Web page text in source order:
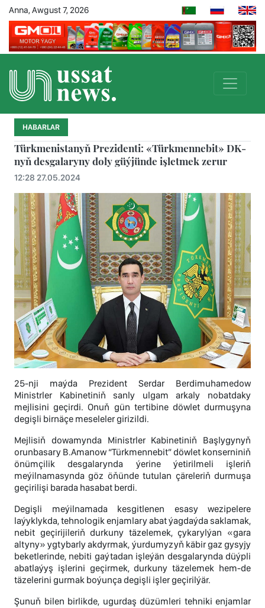
Anna, Awgust 7, 2026
HABARLAR
Türkmenistanyň Prezidenti: «Türkmennebit» DK-
nyň desgalaryny doly güýjünde işletmek zerur
12:28 27.05.2024
25-nji maýda Prezident Serdar Berdimuhamedow
Ministrler Kabinetiniň sanly ulgam arkaly nobatdaky
mejlisini geçirdi. Onuň gün tertibine döwlet durmuşyna
degişli birnäçe meseleler girizildi.
Mejlisiň dowamynda Ministrler Kabinetiniň Başlygynyň
orunbasary B.Amanow “Türkmennebit” döwlet konserniniň
önümçilik desgalarynda ýerine ýetirilmeli işleriň
meýilnamasynda göz öňünde tutulan çäreleriň durmuşa
geçirilişi barada hasabat berdi.
Degişli meýilnamada kesgitlenen esasy wezipelere
laýyklykda, tehnologik enjamlary abat ýagdaýda saklamak,
nebit geçirijileriň durkuny täzelemek, çykarylýan «gara
altyny» ygtybarly akdyrmak, ýurdumyzyň käbir gaz gysyjy
beketlerinde, nebiti gaýtadan işleýän desgalarynda düýpli
abatlaýyş işlerini geçirmek, durkuny täzelemek hem-de
täzelerini gurmak boýunça degişli işler geçirilýär.
Şunuň bilen birlikde, ugurdaş düzümleri tehniki enjamlar